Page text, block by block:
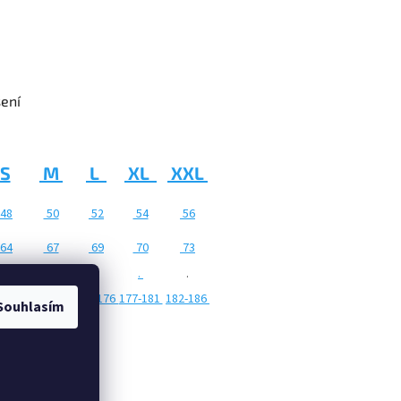
S M L XL XXL
48 50 52 54
56
64 67 69 70
73
. .
.
163 164-170 171-176 177-181 182-186